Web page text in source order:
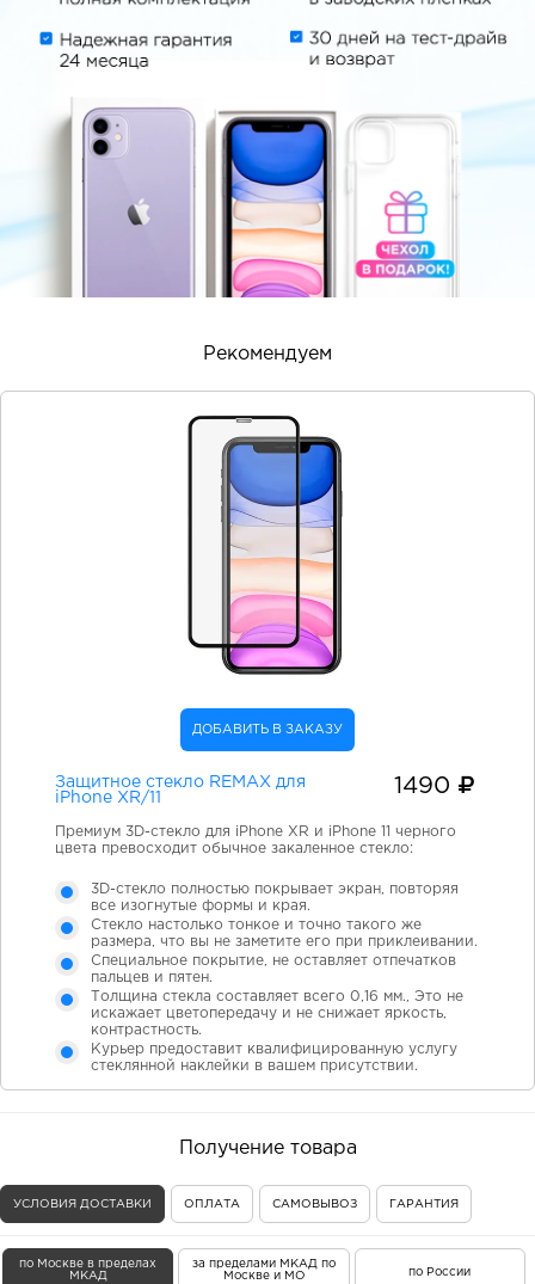
Рекомендуем
ДОБАВИТЬ В ЗАКАЗУ
Защитное стекло REMAX для
iPhone XR/11
1490
Премиум 3D-стекло для iPhone XR и iPhone 11 черного
цвета превосходит обычное закаленное стекло:
3D-стекло полностью покрывает экран, повторяя
все изогнутые формы и края.
Стекло настолько тонкое и точно такого же
размера, что вы не заметите его при приклеивании.
Специальное покрытие, не оставляет отпечатков
пальцев и пятен.
Толщина стекла составляет всего 0,16 мм., Это не
искажает цветопередачу и не снижает яркость,
контрастность.
Курьер предоставит квалифицированную услугу
стеклянной наклейки в вашем присутствии.
Получение товара
УСЛОВИЯ ДОСТАВКИ ОПЛАТА САМОВЫВОЗ ГАРАНТИЯ
по Москве в пределах
МКАД
за пределами МКАД по
Москве и МО
по России